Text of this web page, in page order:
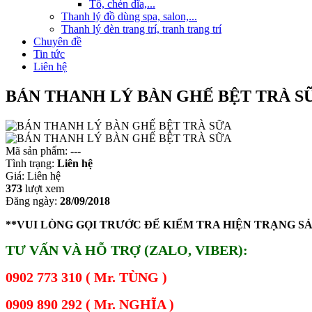
Tô, chén dĩa,...
Thanh lý đồ dùng spa, salon,...
Thanh lý đèn trang trí, tranh trang trí
Chuyên đề
Tin tức
Liên hệ
BÁN THANH LÝ BÀN GHẾ BỆT TRÀ
Mã sản phẩm: ---
Tình trạng: Liên hệ
Giá: Liên hệ
373 lượt xem
Đăng ngày: 28/09/2018
**VUI LÒNG GỌI TRƯỚC ĐỂ KIỂM TRA HIỆN TRẠNG
TƯ VẤN VÀ HỖ TRỢ (ZALO, VIBER):
0902 773 310 ( Mr. TÙNG )
0909 890 292 ( Mr. NGHĨA )